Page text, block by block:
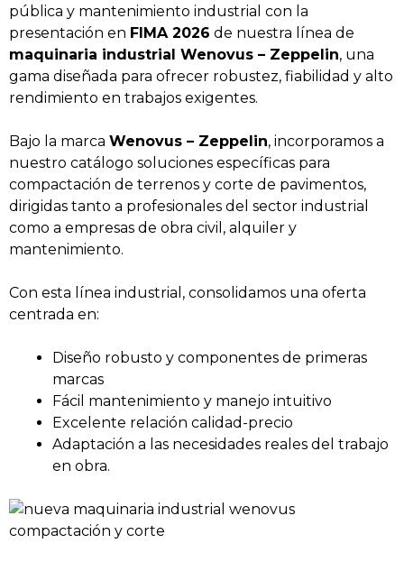
pública y mantenimiento industrial con la
presentación en FIMA 2026 de nuestra línea de
maquinaria industrial Wenovus – Zeppelin, una
gama diseñada para ofrecer robustez, fiabilidad y alto
rendimiento en trabajos exigentes.
Bajo la marca Wenovus – Zeppelin, incorporamos a
nuestro catálogo soluciones específicas para
compactación de terrenos y corte de pavimentos,
dirigidas tanto a profesionales del sector industrial
como a empresas de obra civil, alquiler y
mantenimiento.
Con esta línea industrial, consolidamos una oferta
centrada en:
Diseño robusto y componentes de primeras
marcas
Fácil mantenimiento y manejo intuitivo
Excelente relación calidad-precio
Adaptación a las necesidades reales del trabajo
en obra.